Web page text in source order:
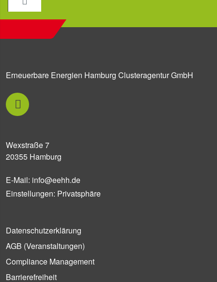
Erneuerbare Energien Hamburg Clusteragentur GmbH
Wexstraße 7
20355 Hamburg
E-Mail: info@eehh.de
Einstellungen: Privatsphäre
Datenschutzerklärung
AGB (Ver­an­stal­tun­gen)
Compliance Management
Barrierefreiheit